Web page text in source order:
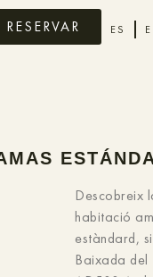
RESERVAR ES
Descobreix
habitació
estàndard,
Baixada